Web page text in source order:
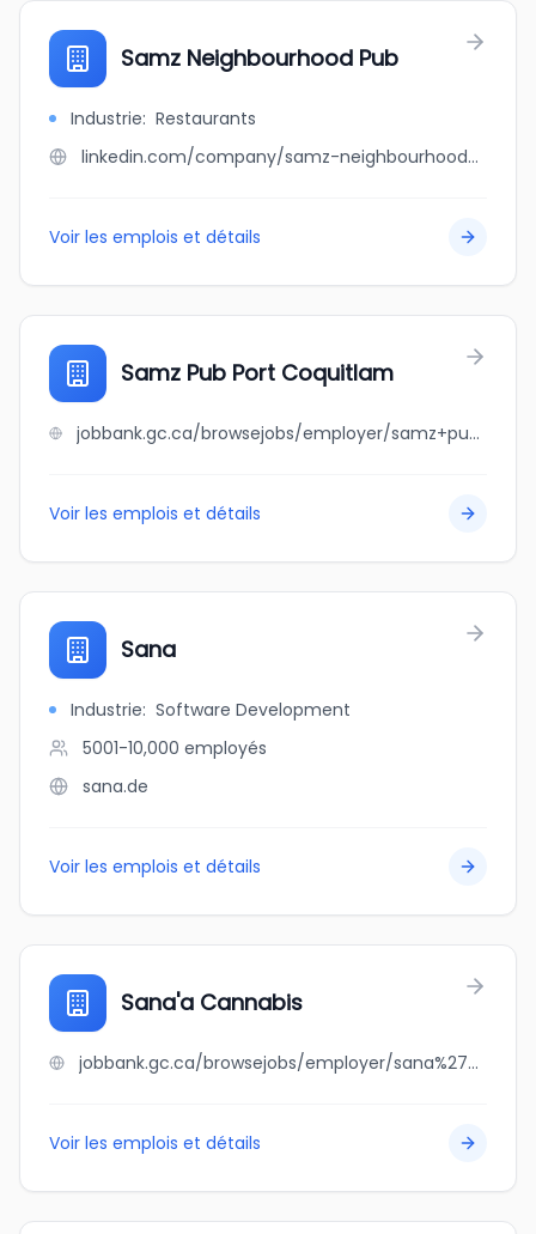
Samz Neighbourhood Pub
Industrie: Restaurants
linkedin.com/company/samz-neighbourhood-pub
Voir les emplois et détails
Samz Pub Port Coquitlam
jobbank.gc.ca/browsejobs/employer/samz+pub+port+coquitlam/ca
Voir les emplois et détails
Sana
Industrie: Software Development
5001-10,000 employés
sana.de
Voir les emplois et détails
Sana'a Cannabis
jobbank.gc.ca/browsejobs/employer/sana%27a+cannabis/ca
Voir les emplois et détails